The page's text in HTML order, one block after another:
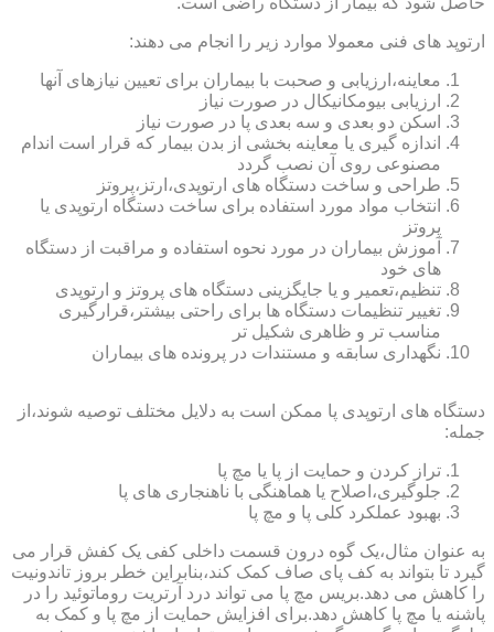
ارتوپد های فنی معمولا موارد زیر را انجام می دهند:
معاینه،ارزیابی و صحبت با بیماران برای تعیین نیازهای آنها
ارزیابی بیومکانیکال در صورت نیاز
اسکن دو بعدی و سه بعدی پا در صورت نیاز
اندازه گیری یا معاینه بخشی از بدن بیمار که قرار است اندام
مصنوعی روی آن نصب گردد
طراحی و ساخت دستگاه های ارتوپدی،ارتز،پروتز
انتخاب مواد مورد استفاده برای ساخت دستگاه ارتوپدی یا
پروتز
آموزش بیماران در مورد نحوه استفاده و مراقبت از دستگاه
های خود
تنظیم،تعمیر و یا جایگزینی دستگاه های پروتز و ارتوپدی
تغییر تنظیمات دستگاه ها برای راحتی بیشتر،قرارگیری
مناسب تر و ظاهری شکیل تر
نگهداری سابقه و مستندات در پرونده های بیماران
دستگاه های ارتوپدی پا ممکن است به دلایل مختلف توصیه شوند،از
جمله:
تراز کردن و حمایت از پا یا مچ پا
جلوگیری،اصلاح یا هماهنگی با ناهنجاری های پا
بهبود عملکرد کلی پا و مچ پا
به عنوان مثال،یک گوه درون قسمت داخلی کفی یک کفش قرار می
گیرد تا بتواند به کف پای صاف کمک کند،بنابراین خطر بروز تاندونیت
را کاهش می دهد.بریس مچ پا می تواند درد آرتریت روماتوئید را در
پاشنه یا مچ پا کاهش دهد.برای افزایش حمایت از مچ پا و کمک به